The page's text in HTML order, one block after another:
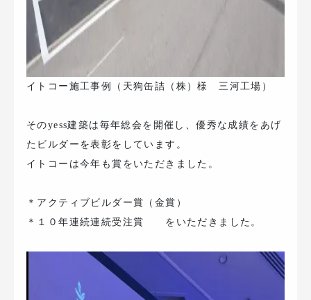
イトコー施工事例（天狗缶詰（株）様 三河工場）
そのyess建築は毎年総会を開催し、優秀な成績をあげ
たビルダーを表彰をしています。
イトコーは今年も賞をいただきました。
＊アクティブビルダー賞（金賞）
＊１０年連続連続受注賞 をいただきました。